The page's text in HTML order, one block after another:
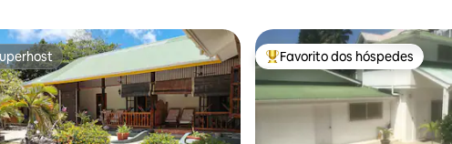
Favoritos dos hóspedes mais
Favorito dos hóspedes